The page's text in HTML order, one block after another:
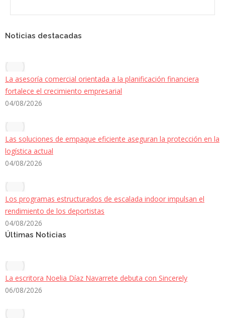
Noticias destacadas
La asesoría comercial orientada a la planificación financiera
fortalece el crecimiento empresarial
04/08/2026
Las soluciones de empaque eficiente aseguran la protección en la
logística actual
04/08/2026
Los programas estructurados de escalada indoor impulsan el
rendimiento de los deportistas
04/08/2026
Últimas Noticias
La escritora Noelia Díaz Navarrete debuta con Sincerely
06/08/2026